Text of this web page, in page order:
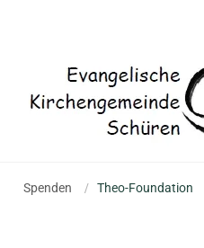
Spenden / Theo-Foundation